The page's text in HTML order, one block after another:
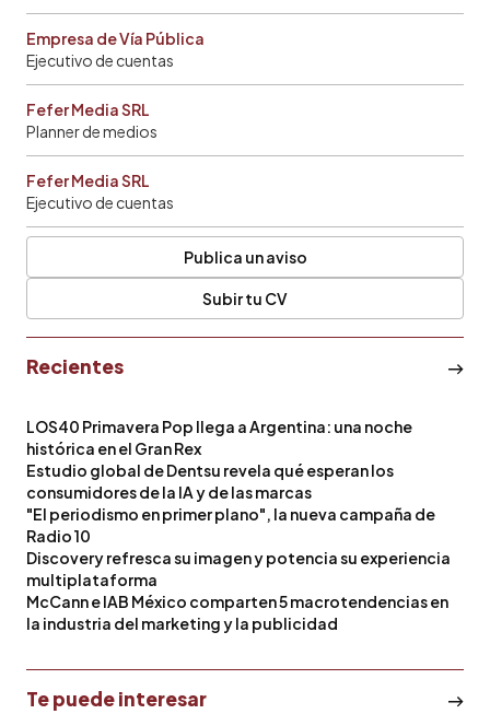
Empresa de Vía Pública
Ejecutivo de cuentas
Fefer Media SRL
Planner de medios
Fefer Media SRL
Ejecutivo de cuentas
Publica un aviso
Subir tu CV
Recientes
LOS40 Primavera Pop llega a Argentina: una noche
histórica en el Gran Rex
Estudio global de Dentsu revela qué esperan los
consumidores de la IA y de las marcas
"El periodismo en primer plano", la nueva campaña de
Radio 10
Discovery refresca su imagen y potencia su experiencia
multiplataforma
McCann e IAB México comparten 5 macrotendencias en
la industria del marketing y la publicidad
Te puede interesar